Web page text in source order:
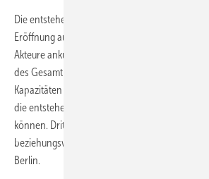
Die entstehende Sektorenkopplungs- oder
Eröffnung auch eine der größten ihrer Art in
Akteure ankündigen. Eine spätere
des Gesamtkonzepts. Außerdem wird BEW die
Kapazitäten der bestehenden
die entstehenden Wärmevolumen ausreichend
können. Dritter Partner des Projektes ist das
beziehungsweise landeseigene
Berlin.